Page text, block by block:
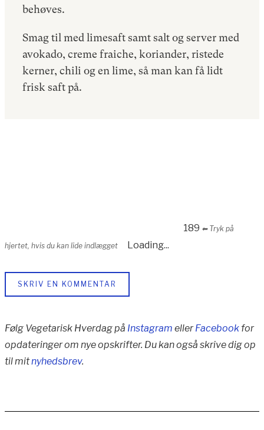
behøves.
Smag til med limesaft samt salt og server med
avokado, creme fraiche, koriander, ristede
kerner, chili og en lime, så man kan få lidt
frisk saft på.
189 ⬅︎ Tryk på
hjertet, hvis du kan lide indlægget
Loading...
SKRIV EN KOMMENTAR
Følg Vegetarisk Hverdag på Instagram ellerFacebook for
opdateringer om nye opskrifter. Du kan også skrive dig op
til mitnyhedsbrev.